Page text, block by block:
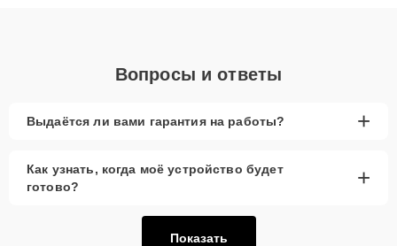
Вопросы и ответы
Выдаётся ли вами гарантия на работы? +
Как узнать, когда моё устройство будет
готово?
+
Показать